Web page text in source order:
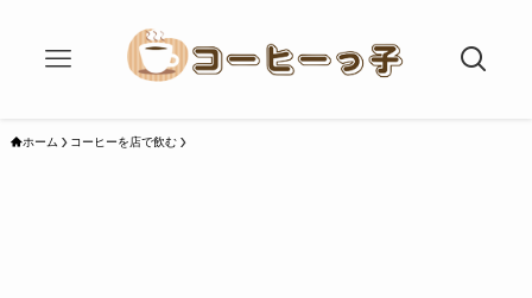
ホーム コーヒーを店で飲む